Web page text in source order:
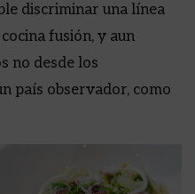
discriminar una línea
fusión, y aun
no desde los
país observador, como